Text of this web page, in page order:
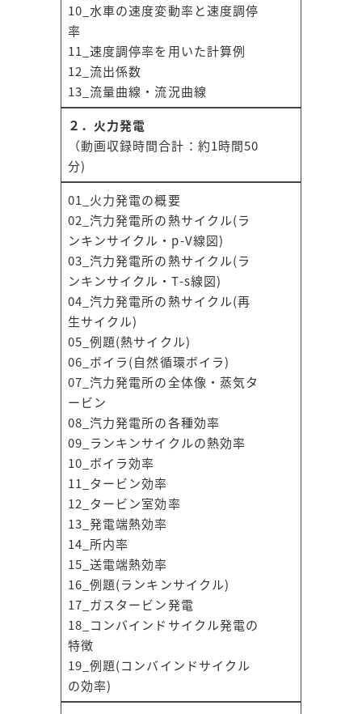
10_水車の速度変動率と速度調停
率
11_速度調停率を用いた計算例
12_流出係数
13_流量曲線・流況曲線
２．火力発電
（動画収録時間合計：約1時間50
分)
01_火力発電の概要
02_汽力発電所の熱サイクル(ラ
ンキンサイクル・p-V線図)
03_汽力発電所の熱サイクル(ラ
ンキンサイクル・T-s線図)
04_汽力発電所の熱サイクル(再
生サイクル)
05_例題(熱サイクル)
06_ボイラ(自然循環ボイラ)
07_汽力発電所の全体像・蒸気タ
ービン
08_汽力発電所の各種効率
09_ランキンサイクルの熱効率
10_ボイラ効率
11_タービン効率
12_タービン室効率
13_発電端熱効率
14_所内率
15_送電端熱効率
16_例題(ランキンサイクル)
17_ガスタービン発電
18_コンバインドサイクル発電の
特徴
19_例題(コンバインドサイクル
の効率)